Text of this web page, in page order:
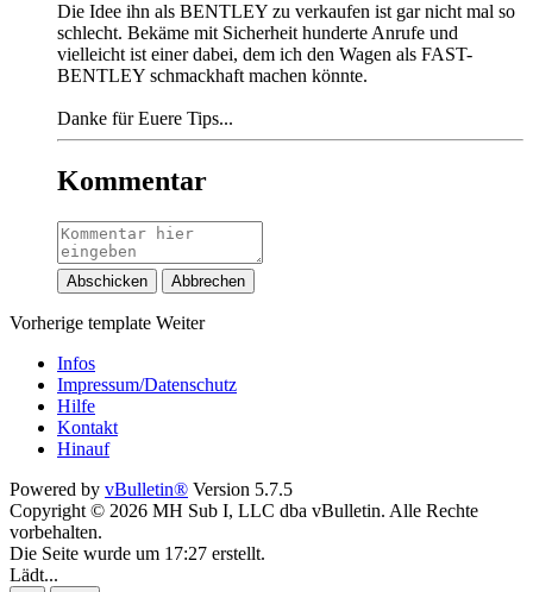
Die Idee ihn als BENTLEY zu verkaufen ist gar nicht mal so
schlecht. Bekäme mit Sicherheit hunderte Anrufe und
vielleicht ist einer dabei, dem ich den Wagen als FAST-
BENTLEY schmackhaft machen könnte.
Danke für Euere Tips...
Kommentar
Abschicken Abbrechen
Vorherige template Weiter
Infos
Impressum/Datenschutz
Hilfe
Kontakt
Hinauf
Powered by vBulletin® Version 5.7.5
Copyright © 2026 MH Sub I, LLC dba vBulletin. Alle Rechte
vorbehalten.
Die Seite wurde um 17:27 erstellt.
Lädt...